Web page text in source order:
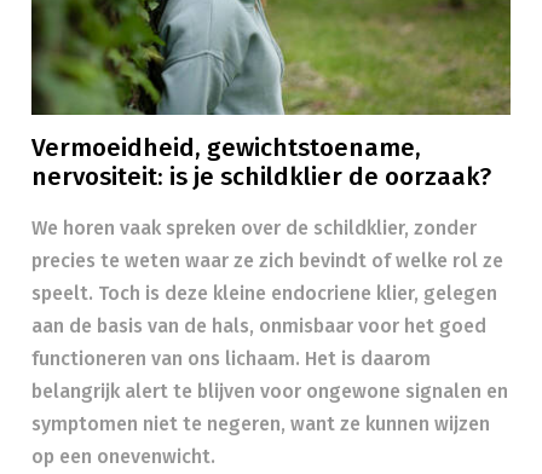
Vermoeidheid, gewichtstoename,
nervositeit: is je schildklier de oorzaak?
We horen vaak spreken over de schildklier, zonder
precies te weten waar ze zich bevindt of welke rol ze
speelt. Toch is deze kleine endocriene klier, gelegen
aan de basis van de hals, onmisbaar voor het goed
functioneren van ons lichaam. Het is daarom
belangrijk alert te blijven voor ongewone signalen en
symptomen niet te negeren, want ze kunnen wijzen
op een onevenwicht.